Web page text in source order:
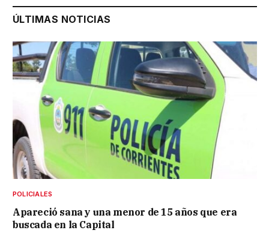
ÚLTIMAS NOTICIAS
POLICIALES
Apareció sana y una menor de 15 años que era
buscada en la Capital